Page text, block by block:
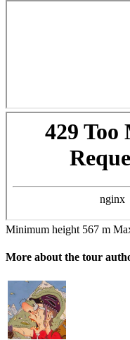
Minimum height 567 m
More about the tour